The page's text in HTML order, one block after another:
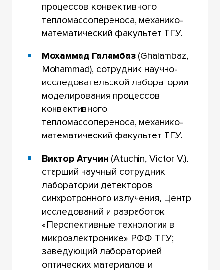
процессов конвективного
тепломассопереноса, механико-
математический факультет ТГУ.
Мохаммад Галамбаз(Ghalambaz,
Mohammad), сотрудник научно-
исследовательской лаборатории
моделирования процессов
конвективного
тепломассопереноса, механико-
математический факультет ТГУ.
Виктор Атучин (Atuchin, Victor V.),
старший научный сотрудник
лаборатории детекторов
синхротронного излучения, Центр
исследований и разработок
«Перспективные технологии в
микроэлектронике» РФФ ТГУ;
заведующий лабораторией
оптических материалов и